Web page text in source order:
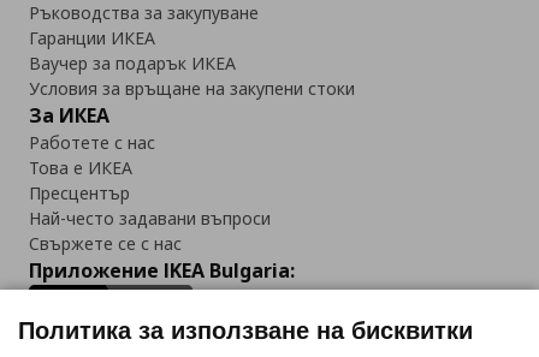
Ръководства за закупуване
Гаранции ИКЕА
Ваучер за подарък ИКЕА
Условия за връщане на закупени стоки
За ИКЕА
Работете с нас
Това е ИКЕА
Пресцентър
Най-често задавани въпроси
Свържете се с нас
Приложение IKEA Bulgaria:
Политика за използване на бисквитки